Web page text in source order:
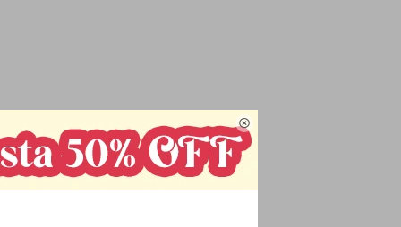

para el
cm de largo, 13